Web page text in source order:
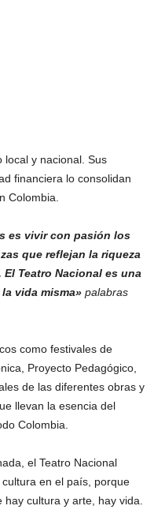
local y nacional. Sus
financiera lo consolidan
Colombia.
es vivir con pasión los
que reflejan la riqueza
Teatro Nacional es una
vida misma» palabras
como festivales de
Proyecto Pedagógico,
de las diferentes obras y
llevan la esencia del
Colombia.
el Teatro Nacional
en el país, porque
cultura y arte, hay vida.